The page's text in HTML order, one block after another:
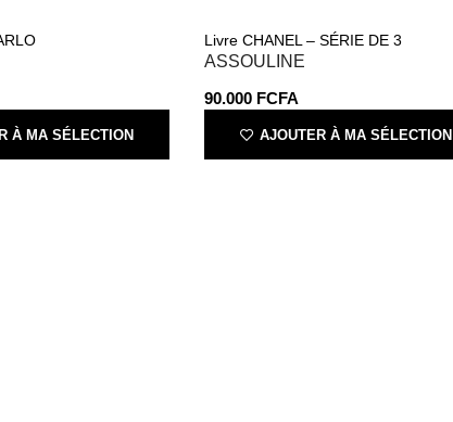
À MA SÉLECTION
Livre CHANEL – SÉRIE DE 3
ASSOULINE
90.000 FCFA
AJOUTER À MA SÉLECTION